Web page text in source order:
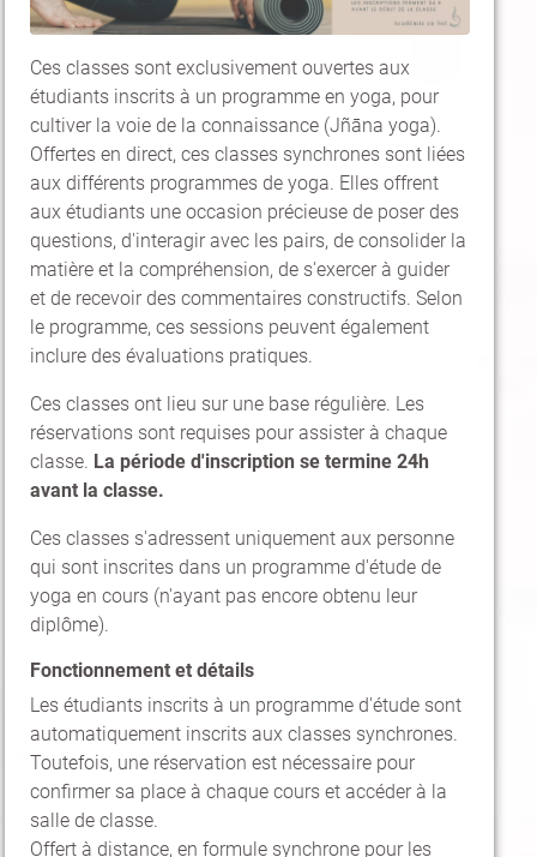
Ces classes sont exclusivement ouvertes aux
étudiants inscrits à un programme en yoga, pour
cultiver la voie de la connaissance (Jñāna yoga).
Offertes en direct, ces classes synchrones sont liées
aux différents programmes de yoga. Elles offrent
aux étudiants une occasion précieuse de poser des
questions, d'interagir avec les pairs, de consolider la
matière et la compréhension, de s'exercer à guider
et de recevoir des commentaires constructifs. Selon
le programme, ces sessions peuvent également
inclure des évaluations pratiques.
Ces classes ont lieu sur une base régulière. Les
réservations sont requises pour assister à chaque
classe. La période d'inscription se termine 24h
avant la classe.
Ces classes s'adressent uniquement aux personne
qui sont inscrites dans un programme d'étude de
yoga en cours (n'ayant pas encore obtenu leur
diplôme).
Fonctionnement et détails
Les étudiants inscrits à un programme d'étude sont
automatiquement inscrits aux classes synchrones.
Toutefois, une réservation est nécessaire pour
confirmer sa place à chaque cours et accéder à la
salle de classe.
Offert à distance, en formule synchrone pour les